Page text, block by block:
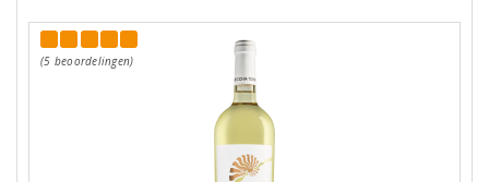
(5 beoordelingen)